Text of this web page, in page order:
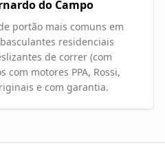
do Campo
portão mais comuns em
residenciais
de correr (com
com motores PPA, Rossi,
e com garantia.